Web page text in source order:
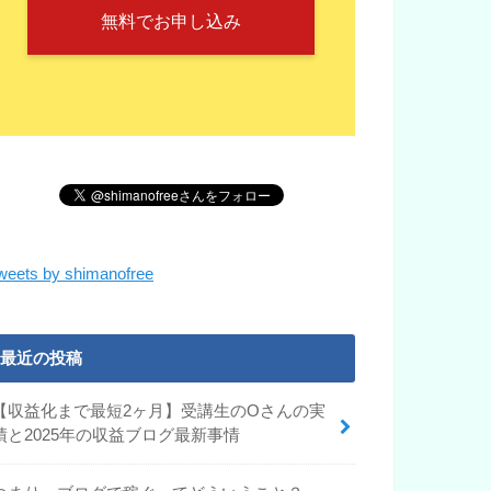
無料でお申し込み
by shimanofree
最近の投稿
収益化まで最短2ヶ月】受講生のOさんの実
と2025年の収益ブログ最新事情